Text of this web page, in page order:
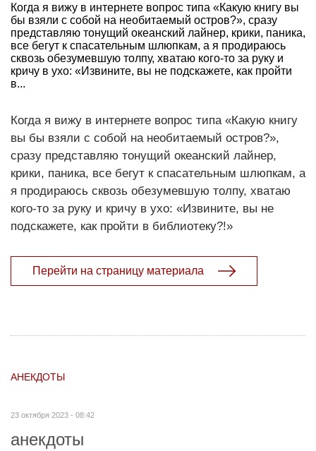
Когда я вижу в интернете вопрос типа «Какую книгу вы
бы взяли с собой на необитаемый остров?», сразу
представляю тонущий океанский лайнер, крики, паника,
все бегут к спасательным шлюпкам, а я продираюсь
сквозь обезумевшую толпу, хватаю кого-то за руку и
кричу в ухо: «Извините, вы не подскажете, как пройти
в...
Когда я вижу в интернете вопрос типа «Какую книгу
вы бы взяли с собой на необитаемый остров?»,
сразу представляю тонущий океанский лайнер,
крики, паника, все бегут к спасательным шлюпкам, а
я продираюсь сквозь обезумевшую толпу, хватаю
кого-то за руку и кричу в ухо: «Извините, вы не
подскажете, как пройти в библиотеку?!»
Перейти на страницу материала
АНЕКДОТЫ
23 октября 2023 - 08:42
анекдоты